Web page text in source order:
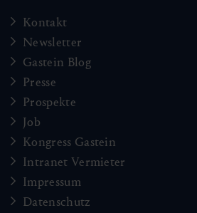
Kontakt
Newsletter
Gastein Blog
Presse
Prospekte
Job
Kongress Gastein
Intranet Vermieter
Impressum
Datenschutz